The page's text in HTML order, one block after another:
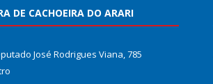
DE CACHOEIRA DO ARARI
José Rodrigues Viana, 785